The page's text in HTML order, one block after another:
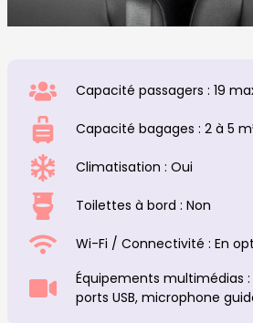
Capacité passagers : 19
Capacité bagages : 2 à 5
Climatisation : Oui
Toilettes à bord : Non
Wi-Fi / Connectivité : En
Équipements multimédias
ports USB, microphone